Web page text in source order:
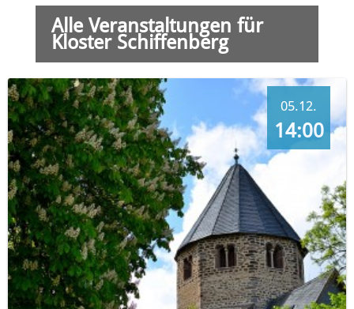
Alle Veranstaltungen für
Kloster Schiffenberg
05.12.
14:00